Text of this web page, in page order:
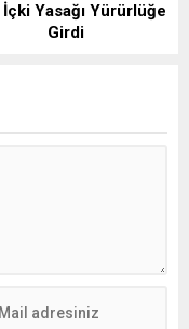
Yasağı Yürürlüğe
Girdi